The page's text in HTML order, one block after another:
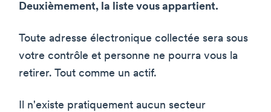
Deuxièmement, la liste vous appartient.
Toute adresse électronique collectée sera sous
votre contrôle et personne ne pourra vous la
retirer. Tout comme un actif.
Il n'existe pratiquement aucun secteur